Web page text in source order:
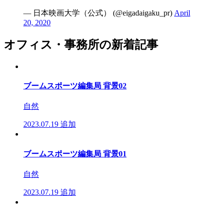
— 日本映画大学（公式） (@eigadaigaku_pr) April
20, 2020
オフィス・事務所の新着記事
ブームスポーツ編集局 背景02
自然
2023.07.19 追加
ブームスポーツ編集局 背景01
自然
2023.07.19 追加